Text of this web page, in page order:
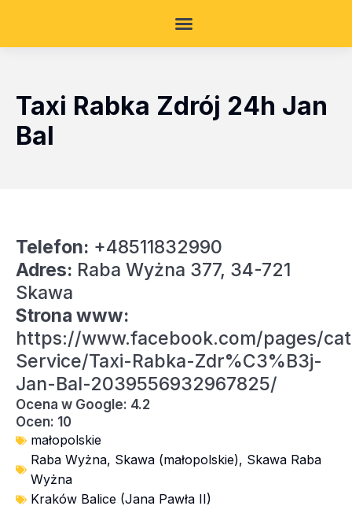
Taxi Rabka Zdrój 24h Jan
Bal
Telefon: +48511832990
Adres: Raba Wyżna 377, 34-721
Skawa
Strona www:
https://www.facebook.com/pages/
Service/Taxi-Rabka-Zdr%C3%B3j-
Jan-Bal-2039556932967825/
Ocena w Google: 4.2
Ocen: 10
małopolskie
Raba Wyżna, Skawa (małopolskie), Skawa Raba
Wyżna
Kraków Balice (Jana Pawła II)